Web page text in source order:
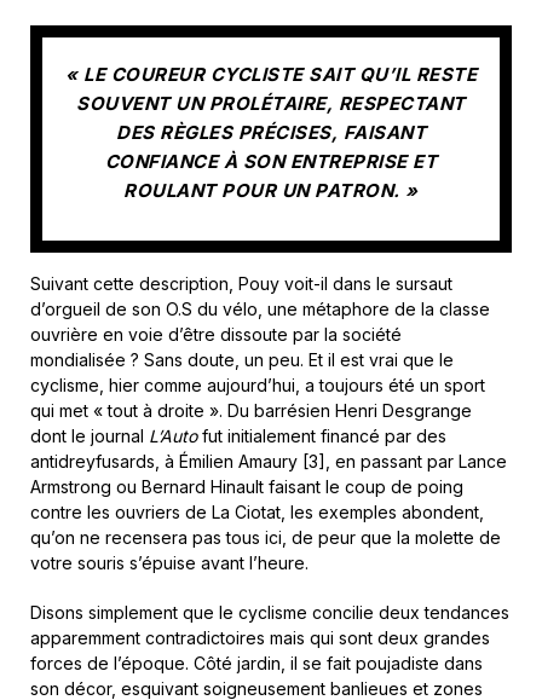
« LE COUREUR CYCLISTE SAIT QU’IL RESTE
SOUVENT UN PROLÉTAIRE, RESPECTANT
DES RÈGLES PRÉCISES, FAISANT
CONFIANCE À SON ENTREPRISE ET
ROULANT POUR UN PATRON. »
Suivant cette description, Pouy voit-il dans le sursaut
d’orgueil de son O.S du vélo, une métaphore de la classe
ouvrière en voie d’être dissoute par la société
mondialisée ? Sans doute, un peu. Et il est vrai que le
cyclisme, hier comme aujourd’hui, a toujours été un sport
qui met « tout à droite ». Du barrésien Henri Desgrange
dont le journal L’Autofut initialement financé par des
antidreyfusards, à Émilien Amaury [3], en passant par Lance
Armstrong ou Bernard Hinault faisant le coup de poing
contre les ouvriers de La Ciotat, les exemples abondent,
qu’on ne recensera pas tous ici, de peur que la molette de
votre souris s’épuise avant l’heure.
Disons simplement que le cyclisme concilie deux tendances
apparemment contradictoires mais qui sont deux grandes
forces de l’époque. Côté jardin, il se fait poujadiste dans
son décor, esquivant soigneusement banlieues et zones